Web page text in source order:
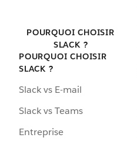
POURQUOI CHOISIR
SLACK ?
POURQUOI CHOISIR
SLACK ?
Slack vs E-mail
Slack vs Teams
Entreprise